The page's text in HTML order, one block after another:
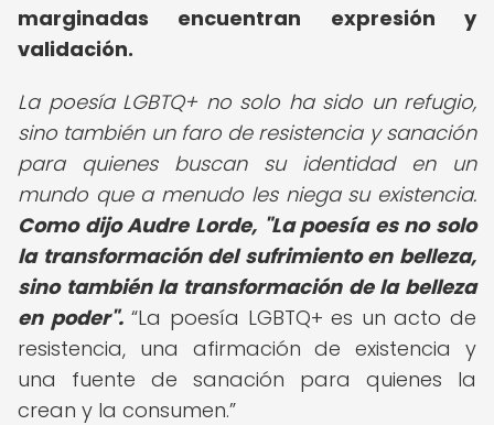
marginadas encuentran expresión y
validación.
La poesía LGBTQ+ no solo ha sido un refugio,
sino también un faro de resistencia y sanación
para quienes buscan su identidad en un
mundo que a menudo les niega su existencia.
Como dijo Audre Lorde, "La poesía es no solo
la transformación del sufrimiento en belleza,
sino también la transformación de la belleza
en poder". La poesía LGBTQ+ es un acto de
resistencia, una afirmación de existencia y
una fuente de sanación para quienes la
crean y la consumen.